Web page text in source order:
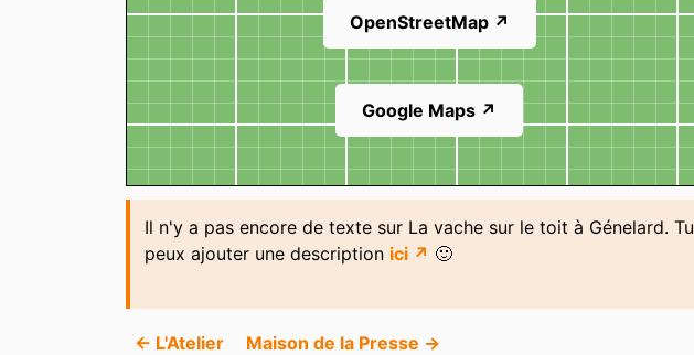
OpenStreetMap ↗
Google Maps ↗
Il n'y a pas encore de texte sur La vache sur le toit à Génelard. Tu
peux ajouter une description ici ↗ 🙂
← L'Atelier Maison de la Presse →